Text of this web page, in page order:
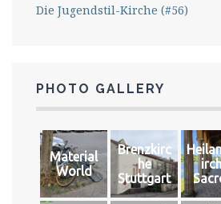
Die Jugendstil-Kirche (#56)
PHOTO GALLERY
Material
World
Brenzkirc
he
Stuttgart